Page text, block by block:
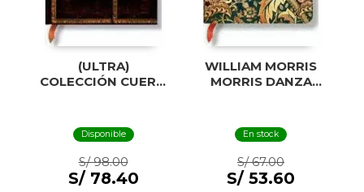
(ULTRA)
COLECCIÓN CUERO
NEGRO GRANDE
Disponible
S/ 98.00
S/ 78.40
WILLIAM MORRIS
MORRIS DANZA
En stock
S/ 67.00
S/ 53.60